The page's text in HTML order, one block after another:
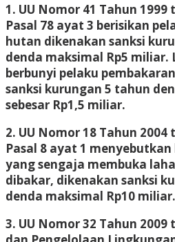
1. UU Nomor 41 Tahun
Pasal 78 ayat 3 berisikan
hutan dikenakan sanksi
denda maksimal Rp5 miliar.
berbunyi pelaku
sanksi kurungan 5 tahun
sebesar Rp1,5 miliar.
2. UU Nomor 18 Tahun
Pasal 8 ayat 1
yang sengaja membuka
dibakar, dikenakan sanksi
denda maksimal Rp10 miliar.
3. UU Nomor 32 Tahun